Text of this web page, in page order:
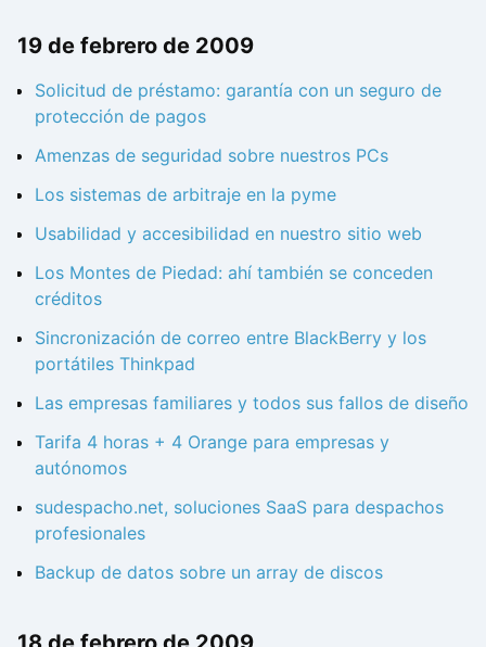
19 de febrero de 2009
Solicitud de préstamo: garantía con un seguro de
protección de pagos
Amenzas de seguridad sobre nuestros PCs
Los sistemas de arbitraje en la pyme
Usabilidad y accesibilidad en nuestro sitio web
Los Montes de Piedad: ahí también se conceden
créditos
Sincronización de correo entre BlackBerry y los
portátiles Thinkpad
Las empresas familiares y todos sus fallos de diseño
Tarifa 4 horas + 4 Orange para empresas y
autónomos
sudespacho.net, soluciones SaaS para despachos
profesionales
Backup de datos sobre un array de discos